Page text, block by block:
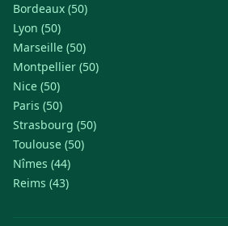
Bordeaux (50)
Lyon (50)
Marseille (50)
Montpellier (50)
Nice (50)
Paris (50)
Strasbourg (50)
Toulouse (50)
Nîmes (44)
Reims (43)